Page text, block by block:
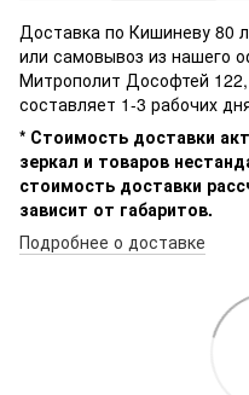
Доставка по Кишиневу 80
или самовывоз из нашего
Митрополит Дософтей
составляет 1-3 рабочих
* Стоимость доставки
зеркал и товаров
стоимость доставки
зависит от габаритов.
Подробнее о доставке